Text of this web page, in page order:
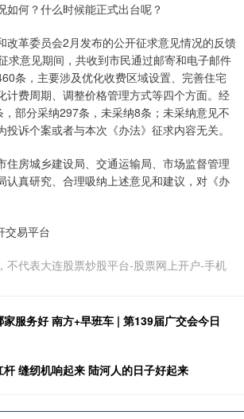
如何？什么时候能正式出台呢？
改革委员会2月发布的公开征求意见情况的反馈
求意见期间，共收到市民通过邮寄和电子邮件
条，主要涉及优化收费区域设置、完善住宅
计费周期、调整价格管理方式等四个方面。经
部分采纳297条，未采纳8条；未采纳意见不
诉个案或者与本次《办法》征求内容无关。
住房城乡建设局、交通运输局、市场监督管理
认真研究、合理吸纳上述意见和建议，对《办
交易平台
不代表大连股票炒股平台-股票网上开户-手机
家服务好 南方+早班车 | 第139届广交会今日
杆 缝纫机响起来 陆河人的日子好起来